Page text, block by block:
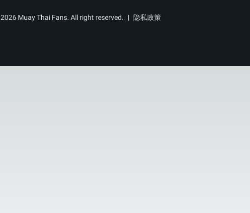
2026Muay Thai Fans. All right reserved. | 隐私政策